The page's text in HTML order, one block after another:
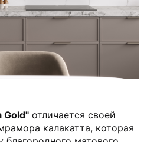
Gold" отличается своей
калакатта, которая